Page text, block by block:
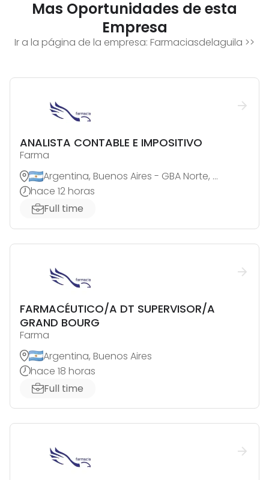
Mas Oportunidades de esta
Empresa
Ir a la página de la empresa: Farmaciasdelaguila >>
ANALISTA CONTABLE E IMPOSITIVO
Farma
Argentina, Buenos Aires - GBA Norte, Jose C. Paz
hace 12 horas
Full time
FARMACÉUTICO/A DT SUPERVISOR/A
GRAND BOURG
Farma
Argentina, Buenos Aires
hace 18 horas
Full time